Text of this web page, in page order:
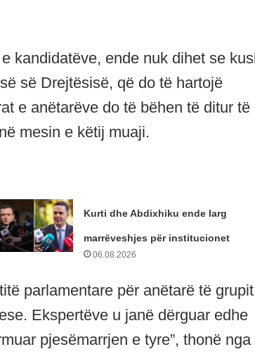
kandidatëve, ende nuk dihet se
së Drejtësisë, që do të hartojë
e anëtarëve do të bëhen të ditur të
mesin e këtij muaji.
Kurti dhe Abdixhiku ende larg
marrëveshjes për institucionet
06.08.2026
parlamentare për anëtarë të
Ekspertëve u janë dërguar edhe
pjesëmarrjen e tyre”, thonë nga